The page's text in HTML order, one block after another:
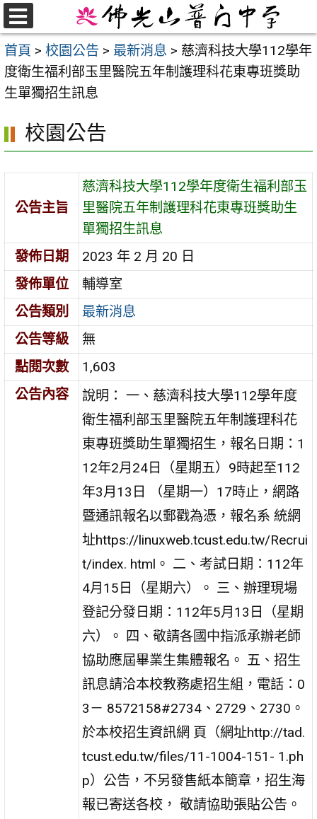
跳
至
主
要
內
首頁 > 校園公告 > 最新消息 > 慈濟科技大學112學年
度衛生福利部玉里醫院五年制護理科花東專班獎助
生單獨招生訊息
校園公告
公告主旨
慈濟科技大學112學年度衛生福利部玉
里醫院五年制護理科花東專班獎助生
單獨招生訊息
發佈日期
2023 年 2 月 20 日
發佈單位
輔導室
公告類別
最新消息
公告等級
無
點閱次數
1,603
公告內容
說明： 一、慈濟科技大學112學年度
衛生福利部玉里醫院五年制護理科花
東專班獎助生單獨招生，報名日期：1
12年2月24日（星期五）9時起至112
年3月13日 （星期一）17時止，網路
暨通訊報名以郵戳為憑，報名系 統網
址https://linuxweb.tcust.edu.tw/Recrui
t/index. html。 二、考試日期：112年
4月15日（星期六）。 三、辦理現場
登記分發日期：112年5月13日（星期
六）。 四、敬請各國中指派承辦老師
協助應屆畢業生集體報名。 五、招生
訊息請洽本校教務處招生組，電話：0
3－ 8572158#2734、2729、2730。
於本校招生資訊網 頁（網址http://tad.
tcust.edu.tw/files/11-1004-151- 1.ph
p）公告，不另發售紙本簡章，招生海
報已寄送各校， 敬請協助張貼公告。
選
單